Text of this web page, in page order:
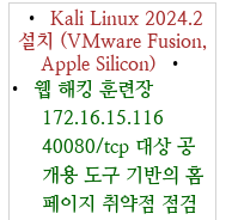
•
Kali Linux 2024.2
설치 (VMware Fusion,
Apple Silicon)
•
•
웹 해킹 훈련장
172.16.15.116
40080/tcp 대상 공
개용 도구 기반의 홈
페이지 취약점 점검